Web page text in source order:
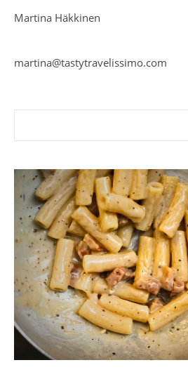
Martina Häkkinen
martina@tastytravelissimo.com